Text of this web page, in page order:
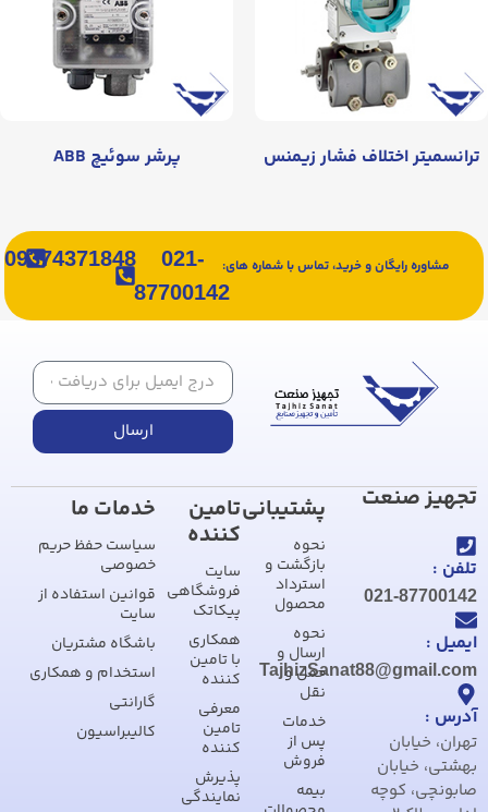
ترانسمیتر اختلاف فشار زیمنس پرشر سوئیچ ABB
مشاوره رایگان و خرید، تماس با شماره های:
021-
87700142
09374371848
ارسال
تجهیز صنعت
تلفن :
021-87700142
ایمیل :
TajhizSanat88@gmail.com
آدرس :
تهران، خیابان
بهشتی، خیابان
صابونچی، کوچه
پشتیبانی
نحوه
بازگشت و
استرداد
محصول
نحوه
ارسال و
حمل و
نقل
خدمات
پس از
فروش
بیمه
تامین
کننده
سایت
فروشگاهی
پیکاتک
همکاری
با تامین
کننده
معرفی
تامین
کننده
پذیرش
نمایندگی
خدمات ما
سیاست حفظ حریم
خصوصی
قوانین استفاده از
سایت
باشگاه مشتریان
استخدام و همکاری
گارانتی
کالیبراسیون